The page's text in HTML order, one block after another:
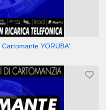
YORUBA'